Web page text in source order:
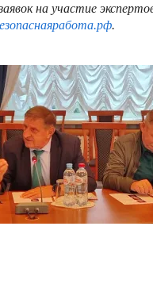
на участие
.